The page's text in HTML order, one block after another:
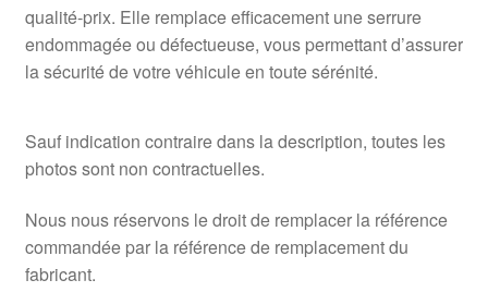
qualité-prix. Elle remplace efficacement une serrure
endommagée ou défectueuse, vous permettant d’assurer
la sécurité de votre véhicule en toute sérénité.
Sauf indication contraire dans la description, toutes les
photos sont non contractuelles.
Nous nous réservons le droit de remplacer la référence
commandée par la référence de remplacement du
fabricant.